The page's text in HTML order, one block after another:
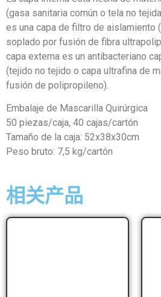
(gasa sanitaria común o tela no
es una capa de filtro de aislamiento
soplado por fusión de fibra
capa externa es un antibacteriano
(tejido no tejido o capa ultrafina de
fusión de polipropileno).
Embalaje de Mascarilla Quirúrgica
50 piezas/caja, 40 cajas/cartón
Tamaño de la caja: 52x38x30cm
Peso bruto: 7,5 kg/cartón
相关产品